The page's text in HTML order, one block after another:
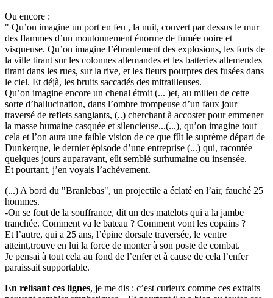
Ou encore :
" Qu’on imagine un port en feu , la nuit, couvert par dessus le mur
des flammes d’un moutonnement énorme de fumée noire et
visqueuse. Qu’on imagine l’ébranlement des explosions, les forts de
la ville tirant sur les colonnes allemandes et les batteries allemendes
tirant dans les rues, sur la rive, et les fleurs pourpres des fusées dans
le ciel. Et déjà, les bruits saccadés des mitrailleuses.
Qu’on imagine encore un chenal étroit (... )et, au milieu de cette
sorte d’hallucination, dans l’ombre trompeuse d’un faux jour
traversé de reflets sanglants, (..) cherchant à accoster pour emmener
la masse humaine casquée et silencieuse...(...), qu’on imagine tout
cela et l’on aura une faible vision de ce que fût le suprème départ de
Dunkerque, le dernier épisode d’une entreprise (...) qui, racontée
quelques jours auparavant, eût semblé surhumaine ou insensée.
Et pourtant, j’en voyais l’achèvement.
(...) A bord du "Branlebas", un projectile a éclaté en l’air, fauché 25
hommes.
-On se fout de la souffrance, dit un des matelots qui a la jambe
tranchée. Comment va le bateau ? Comment vont les copains ?
Et l’autre, qui a 25 ans, l’épine dorsale traversée, le ventre
atteint,trouve en lui la force de monter à son poste de combat.
Je pensai à tout cela au fond de l’enfer et à cause de cela l’enfer
paraissait supportable.
En relisant ces lignes, je me dis : c’est curieux comme ces extraits